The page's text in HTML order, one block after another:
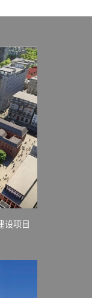
设项目